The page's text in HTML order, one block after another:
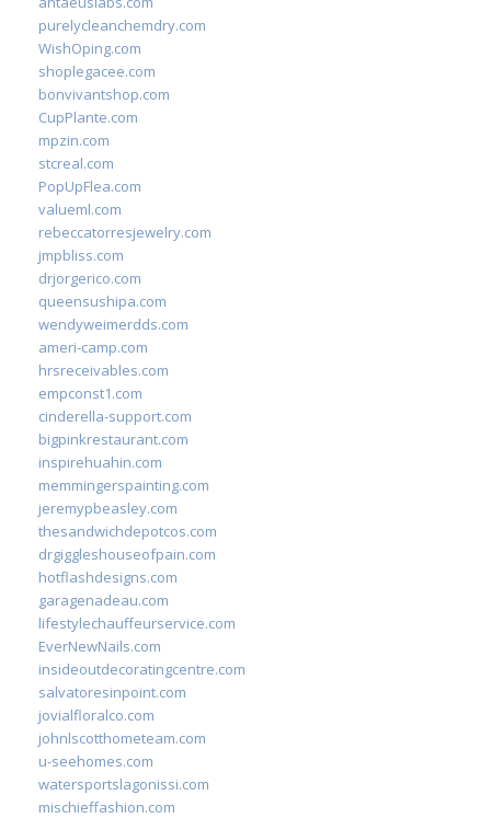
purelycleanchemdry.com
WishOping.com
shoplegacee.com
bonvivantshop.com
CupPlante.com
mpzin.com
stcreal.com
PopUpFlea.com
valueml.com
rebeccatorresjewelry.com
jmpbliss.com
drjorgerico.com
queensushipa.com
wendyweimerdds.com
ameri-camp.com
hrsreceivables.com
empconst1.com
cinderella-support.com
bigpinkrestaurant.com
inspirehuahin.com
memmingerspainting.com
jeremypbeasley.com
thesandwichdepotcos.com
drgiggleshouseofpain.com
hotflashdesigns.com
garagenadeau.com
lifestylechauffeurservice.com
EverNewNails.com
insideoutdecoratingcentre.com
salvatoresinpoint.com
jovialfloralco.com
johnlscotthometeam.com
u-seehomes.com
watersportslagonissi.com
mischieffashion.com